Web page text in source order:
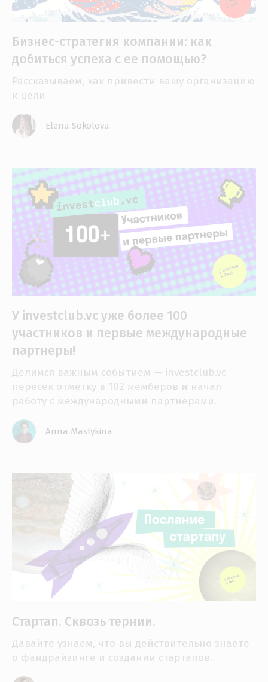
Бизнес-стратегия компании: как
добиться успеха с ее помощью?
Рассказываем, как привести вашу организацию
к цели
Elena Sokolova
У investclub.vc уже более 100
участников и первые международные
партнеры!
Делимся важным событием — investclub.vc
пересек отметку в 102 мемберов и начал
работу с международными партнерами.
Anna Mastykina
Стартап. Сквозь тернии.
Давайте узнаем, что вы действительно знаете
о фандрайзинге и создании стартапов.